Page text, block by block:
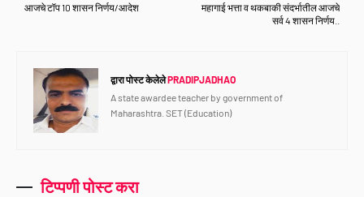
महागाई भत्ता व थकबाकी संदर्भातील आजचे
सर्व 4 शासन निर्णय..
आजचे टॉप 10 शासन निर्णय/आदेश
द्वारा पोस्ट केलेलेPRADIPJADHAO
A state awardee teacher by government of
Maharashtra. SET (Education)
टिप्पणी पोस्ट करा